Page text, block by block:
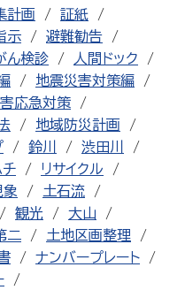
計画
証紙
示
避難勧告
ん検診
人間ドック
地震災害対策編
応急対策
地域防災計画
鈴川
渋田川
チ
リサイクル
象
土石流
観光
大山
二
土地区画整理
ナンバープレート